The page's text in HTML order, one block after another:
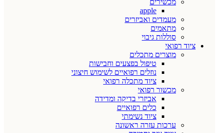
מכשירים
apple
מעמדים ואביזרים
מתאמים
סוללות גיבוי
ציוד רפואי
מוצרים מתכלים
טיפול בפצעים וחבישות
נוזלים רפואיים לשימוש חיצוני
ציוד מתכלה רפואי
מכשור רפואי
אביזרי בדיקה ומדידה
כלים רפואיים
ציוד נשימתי
ערכות עזרה ראשונה